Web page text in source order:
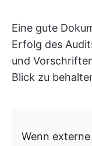
Eine gute
Erfolg des
und
Blick zu
Wenn